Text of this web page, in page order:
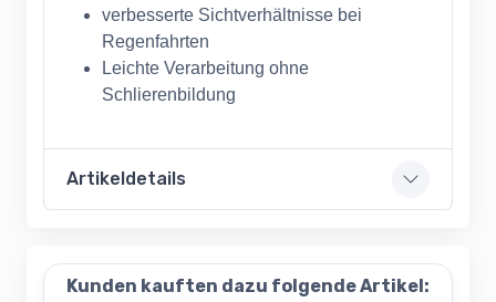
verbesserte Sichtverhältnisse bei
Regenfahrten
Leichte Verarbeitung ohne
Schlierenbildung
Artikeldetails
Kunden kauften dazu folgende Artikel: